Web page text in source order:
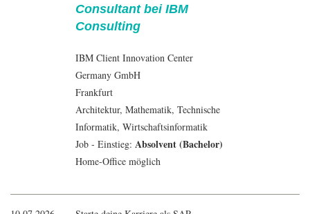
Consultant bei IBM
Consulting
IBM Client Innovation Center
Germany GmbH
Frankfurt
Architektur, Mathematik, Technische
Informatik, Wirtschaftsinformatik
Job - Einstieg: Absolvent (Bachelor)
Home-Office möglich